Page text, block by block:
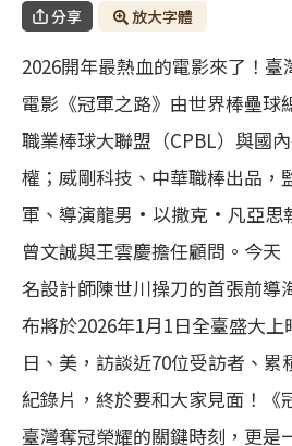
分享 放大字體
2026開年最熱血的電影來了！臺
電影《冠軍之路》由世界棒壘球
職業棒球大聯盟（CPBL）與國
權；威剛科技、中華職棒出品，
軍、導演龍男•以撒克•凡亞思
曾文誠與王雲慶擔任顧問。今天
名設計師陳世川操刀的首張前導
布將於2026年1月1日全臺盛大上
日、美，訪談近70位受訪者、累
紀錄片，終於要和大家見面！《
臺灣奪冠榮耀的關鍵時刻，更是